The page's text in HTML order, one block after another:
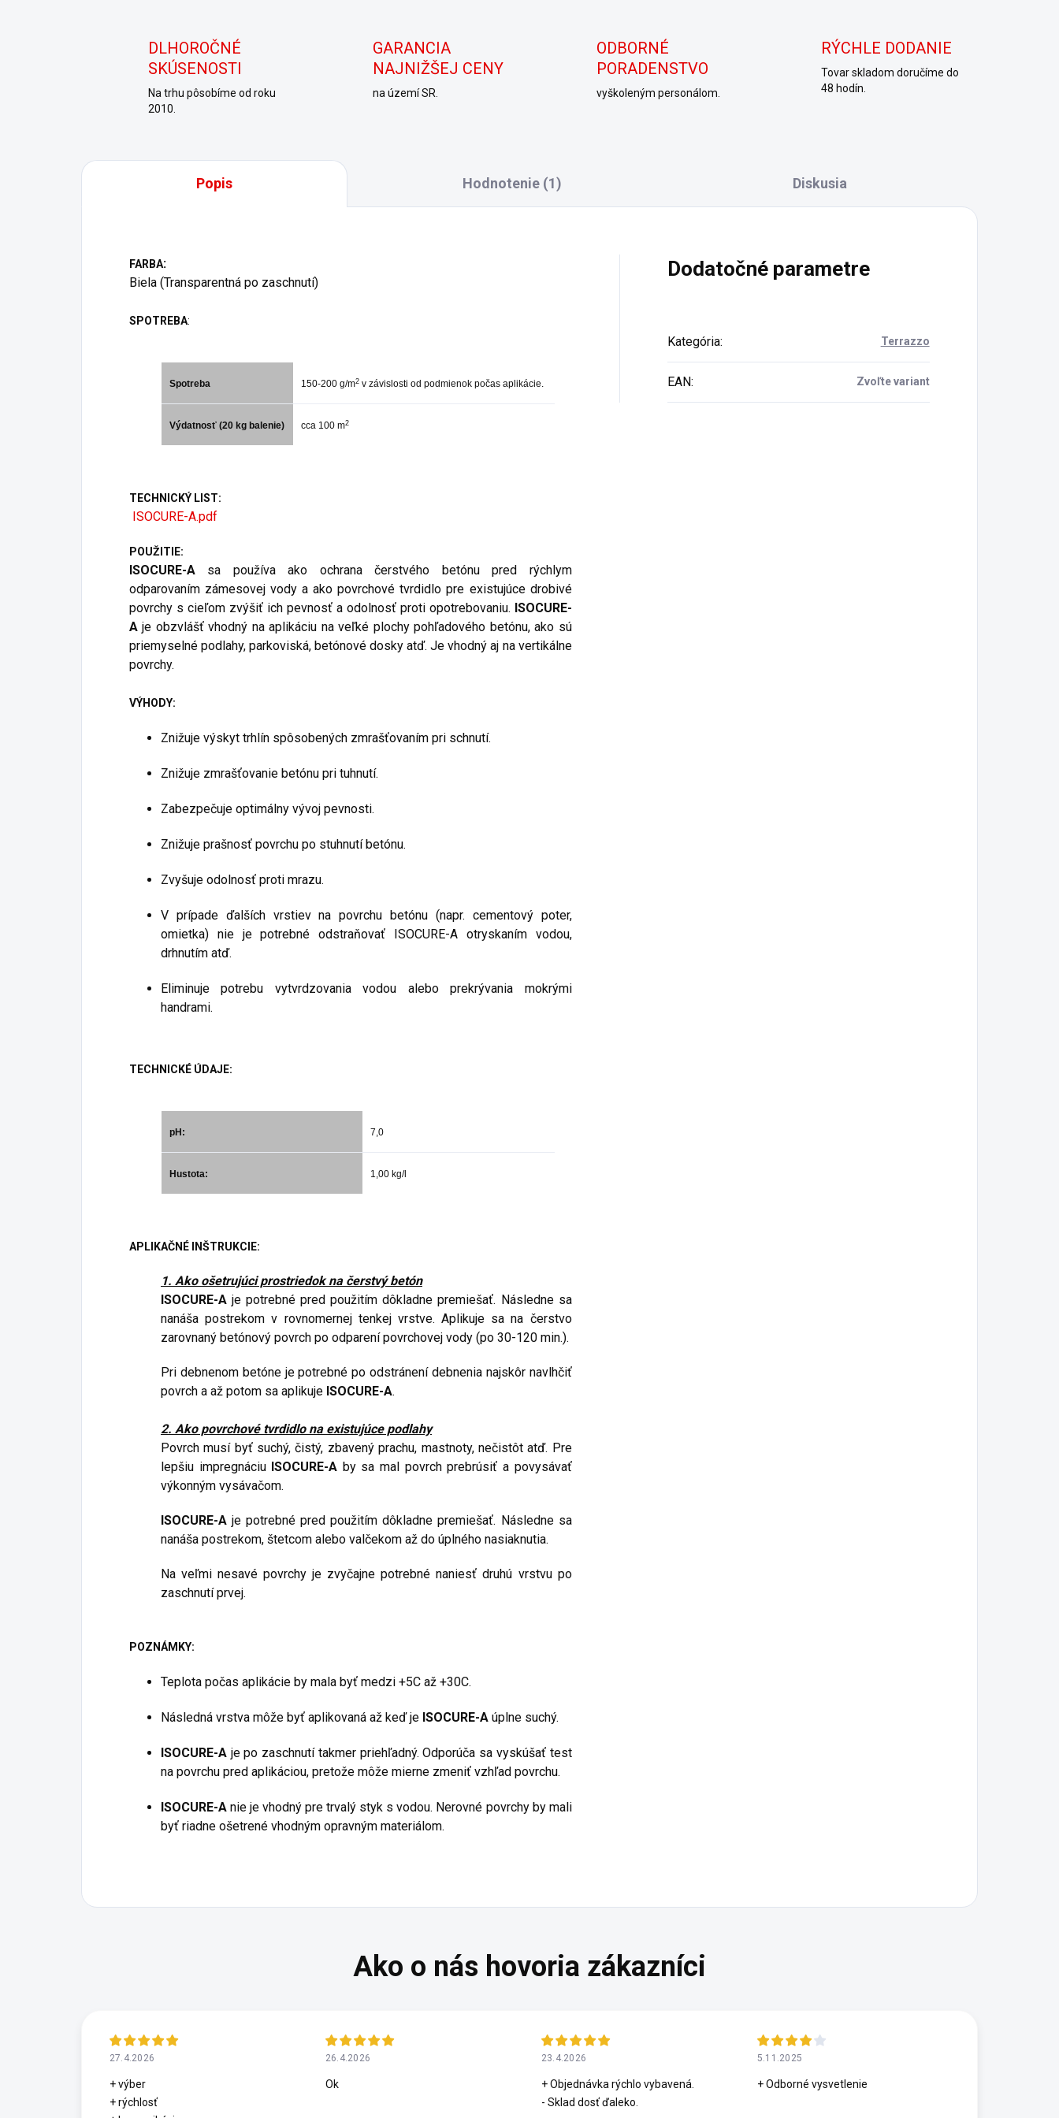
DLHOROČNÉ
SKÚSENOSTI
Na trhu pôsobíme od roku
2010.
GARANCIA
NAJNIŽŠEJ CENY
na území SR.
ODBORNÉ
PORADENSTVO
vyškoleným personálom.
RÝCHLE DODANIE
Tovar skladom doručíme do
48 hodín.
Popis Hodnotenie (1) Diskusia
FARBA:
Biela (Transparentná po zaschnutí)
SPOTREBA:
Spotreba 150-200 g/m2 v závislosti od podmienok počas aplikácie.
Výdatnosť (20 kg balenie) cca 100 m2
TECHNICKÝ LIST:
ISOCURE-A.pdf
POUŽITIE:
ISOCURE-A sa používa ako ochrana čerstvého betónu pred rýchlym
odparovaním zámesovej vody a ako povrchové tvrdidlo pre existujúce drobivé
povrchy s cieľom zvýšiť ich pevnosť a odolnosť proti opotrebovaniu. ISOCURE-
Aje obzvlášť vhodný na aplikáciu na veľké plochy pohľadového betónu, ako sú
priemyselné podlahy, parkoviská, betónové dosky atď. Je vhodný aj na vertikálne
povrchy.
VÝHODY:
Znižuje výskyt trhlín spôsobených zmrašťovaním pri schnutí.
Znižuje zmrašťovanie betónu pri tuhnutí.
Zabezpečuje optimálny vývoj pevnosti.
Znižuje prašnosť povrchu po stuhnutí betónu.
Zvyšuje odolnosť proti mrazu.
V prípade ďalších vrstiev na povrchu betónu (napr. cementový poter,
omietka) nie je potrebné odstraňovať ISOCURE-A otryskaním vodou,
drhnutím atď.
Eliminuje potrebu vytvrdzovania vodou alebo prekrývania mokrými
handrami.
TECHNICKÉ ÚDAJE:
pH: 7,0
Hustota: 1,00 kg/l
APLIKAČNÉ INŠTRUKCIE:
1. Ako ošetrujúci prostriedok na čerstvý betón
ISOCURE-Aje potrebné pred použitím dôkladne premiešať. Následne sa
nanáša postrekom v rovnomernej tenkej vrstve. Aplikuje sa na čerstvo
zarovnaný betónový povrch po odparení povrchovej vody (po 30-120 min.).
Pri debnenom betóne je potrebné po odstránení debnenia najskôr navlhčiť
povrch a až potom sa aplikuje ISOCURE-A.
2. Ako povrchové tvrdidlo na existujúce podlahy
Povrch musí byť suchý, čistý, zbavený prachu, mastnoty, nečistôt atď. Pre
lepšiu impregnáciu ISOCURE-A by sa mal povrch prebrúsiť a povysávať
výkonným vysávačom.
ISOCURE-Aje potrebné pred použitím dôkladne premiešať. Následne sa
nanáša postrekom, štetcom alebo valčekom až do úplného nasiaknutia.
Na veľmi nesavé povrchy je zvyčajne potrebné naniesť druhú vrstvu po
zaschnutí prvej.
POZNÁMKY:
Teplota počas aplikácie by mala byť medzi +5C až +30C.
Následná vrstva môže byť aplikovaná až keď je ISOCURE-A úplne suchý.
ISOCURE-A je po zaschnutí takmer priehľadný. Odporúča sa vyskúšať test
na povrchu pred aplikáciou, pretože môže mierne zmeniť vzhľad povrchu.
ISOCURE-Anie je vhodný pre trvalý styk s vodou. Nerovné povrchy by mali
byť riadne ošetrené vhodným opravným materiálom.
Dodatočné parametre
Kategória: Terrazzo
EAN: Zvoľte variant
27.4.2026
+ výber
+ rýchlosť
26.4.2026
Ok
23.4.2026
+ Objednávka rýchlo vybavená.
- Sklad dosť ďaleko.
5.11.2025
+ Odborné vysvetlenie